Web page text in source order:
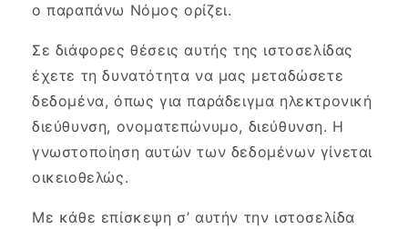
ο παραπάνω Νόμος ορίζει.
Σε διάφορες θέσεις αυτής της ιστοσελίδας
έχετε τη δυνατότητα να μας μεταδώσετε
δεδομένα, όπως για παράδειγμα ηλεκτρονική
διεύθυνση, ονοματεπώνυμο, διεύθυνση. Η
γνωστοποίηση αυτών των δεδομένων γίνεται
οικειοθελώς.
Με κάθε επίσκεψη σ’ αυτήν την ιστοσελίδα